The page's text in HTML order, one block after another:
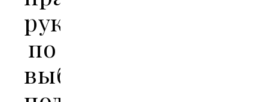
руководство
по
выбору